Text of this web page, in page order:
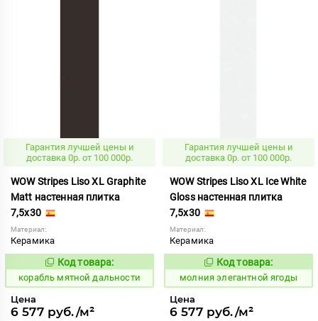
Гарантия лучшей цены и
доставка 0р. от 100 000р.
WOW Stripes Liso XL Graphite
Matt настенная плитка
7,5x30
Материал:
Керамика
773496
Код товара:
корабль мятной дальности
Цена
6 577 руб./м²
Гарантия лучшей цены и
доставка 0р. от 100 000р.
WOW Stripes Liso XL Ice White
Gloss настенная плитка
7,5x30
Материал:
Керамика
1004499
Код товара:
молния элегантной ягоды
Цена
6 577 руб./м²